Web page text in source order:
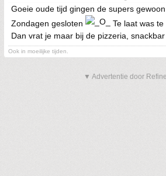
Goeie oude tijd gingen de supers
Zondagen gesloten
Te laat was te
Dan vrat je maar bij de pizzeria,
Ook in moeilijke tijden.
▼ Advertentie door